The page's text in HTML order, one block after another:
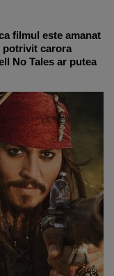
filmul este amanat
potrivit carora
No Tales ar putea